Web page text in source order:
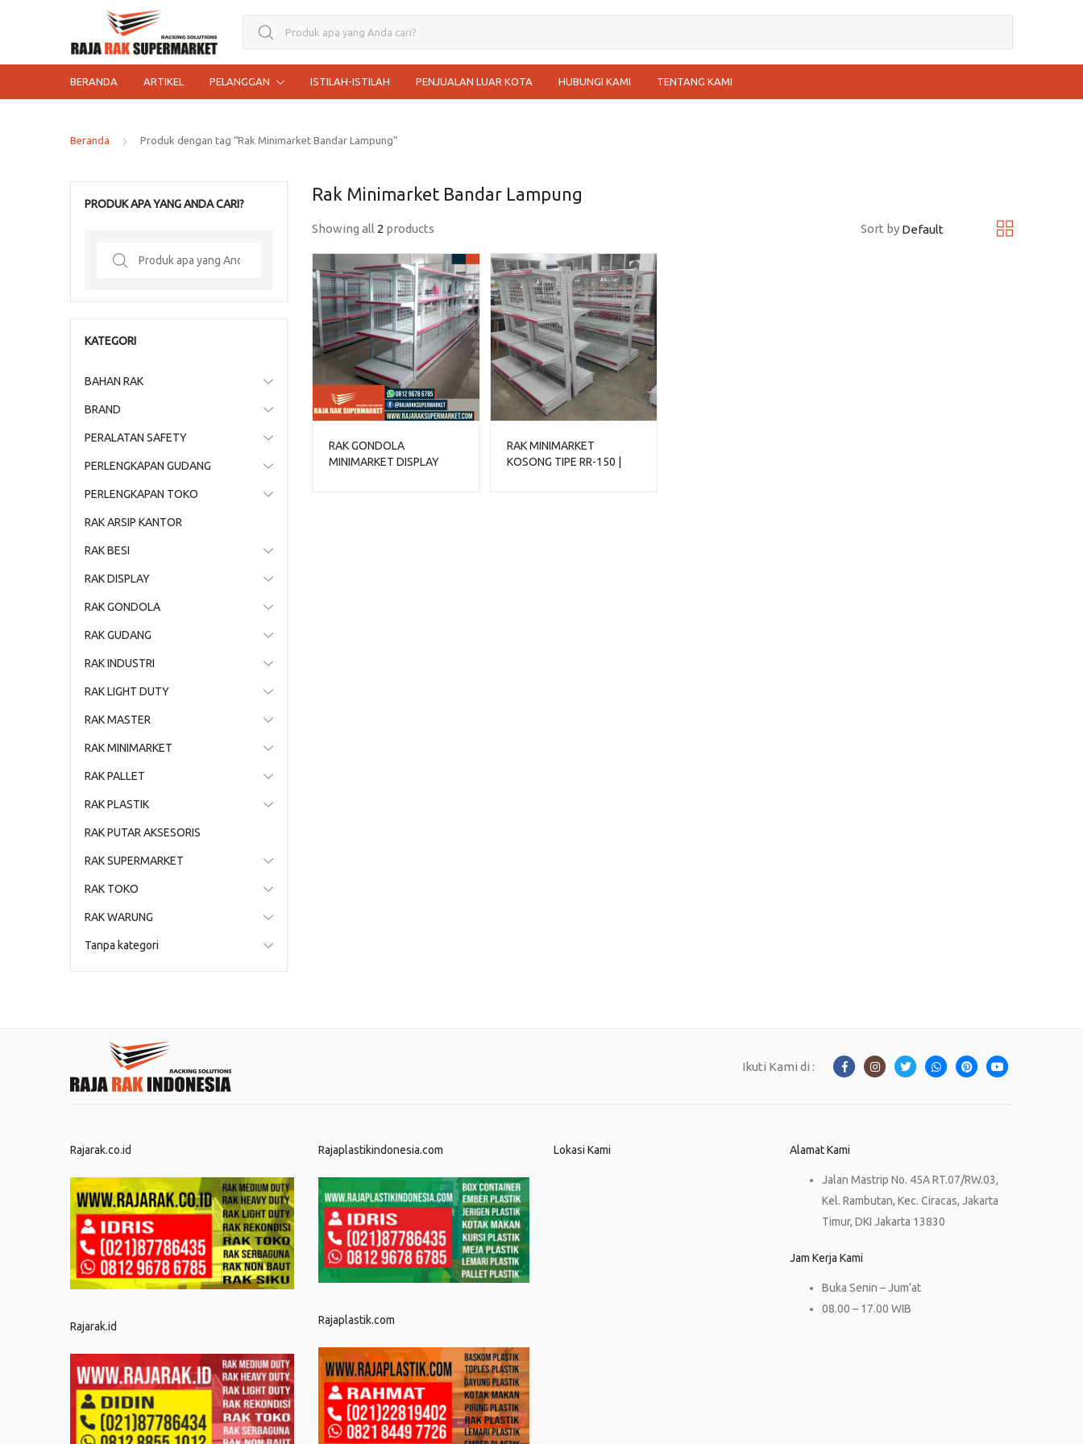
Search for:
BERANDA ARTIKEL PELANGGAN ISTILAH-ISTILAH PENJUALAN LUAR KOTA HUBUNGI KAMI TENTANG KAMI
Beranda Produk dengan tag “Rak Minimarket Bandar Lampung”
Rak Minimarket Bandar Lampung
Showing all 2 products Sort by
RAK GONDOLA
MINIMARKET DISPLAY
RAK MINIMARKET
KOSONG TIPE RR-150 |
PRODUK APA YANG ANDA CARI?
Search
KATEGORI
BAHAN RAK
BRAND
PERALATAN SAFETY
PERLENGKAPAN GUDANG
PERLENGKAPAN TOKO
RAK ARSIP KANTOR
RAK BESI
RAK DISPLAY
RAK GONDOLA
RAK GUDANG
RAK INDUSTRI
RAK LIGHT DUTY
RAK MASTER
RAK MINIMARKET
RAK PALLET
RAK PLASTIK
RAK PUTAR AKSESORIS
RAK SUPERMARKET
RAK TOKO
RAK WARUNG
Tanpa kategori
Ikuti Kami di :
Rajarak.co.id
Rajarak.id
Rajaplastikindonesia.com
Rajaplastik.com
Lokasi Kami Alamat Kami
Jalan Mastrip No. 45A RT.07/RW.03,
Kel. Rambutan, Kec. Ciracas, Jakarta
Timur, DKI Jakarta 13830
Jam Kerja Kami
Buka Senin – Jum’at
08.00 – 17.00 WIB